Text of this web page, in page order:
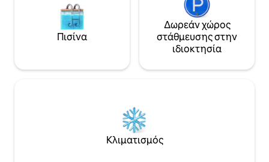
Πισίνα
Δωρεάν χώρος
στάθμευσης στην
ιδιοκτησία
Κλιματισμός